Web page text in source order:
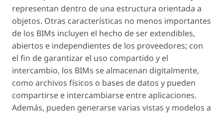
representan dentro de una estructura orientada a
objetos. Otras características no menos importantes
de los BIMs incluyen el hecho de ser extendibles,
abiertos e independientes de los proveedores; con
el fin de garantizar el uso compartido y el
intercambio, los BIMs se almacenan digitalmente,
como archivos físicos o bases de datos y pueden
compartirse e intercambiarse entre aplicaciones.
Además, pueden generarse varias vistas y modelos a